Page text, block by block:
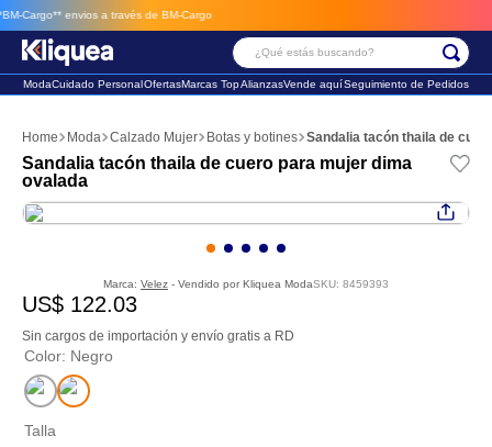
envios a través de BM-Cargo
¿Qué estás buscando?
ModaCuidado PersonalOfertasMarcas TopAlianzasVende aquíSeguimiento de Pedidos
Moda Calzado Mujer Botas y botines Sandalia tacón thaila de
Sandalia tacón thaila de cuero para mujer dima
ovalada
Marca: Velez - Vendido por Kliquea ModaSKU: 8459393
US$ 122.03
Sin cargos de importación y envío gratis a RD
Color: Negro
Talla
2. faldas
3. sandalia